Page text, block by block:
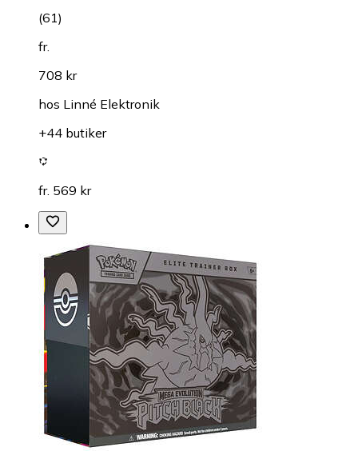
(61)
fr.
708 kr
hos Linné Elektronik
+44 butiker
fr. 569 kr